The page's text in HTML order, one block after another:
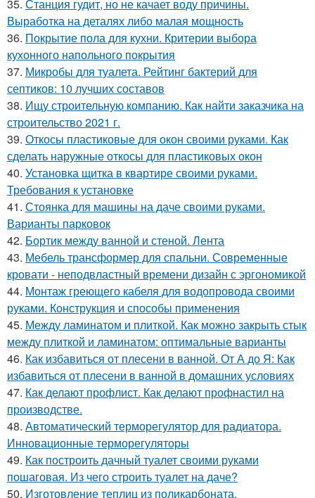
35. Станция гудит, но не качает воду причины.
Выработка на деталях либо малая мощность
36. Покрытие пола для кухни. Критерии выбора
кухонного напольного покрытия
37. Микробы для туалета. Рейтинг бактерий для
септиков: 10 лучших составов
38. Ищу строительную компанию. Как найти заказчика на
строительство 2021 г.
39. Откосы пластиковые для окон своими руками. Как
сделать наружные откосы для пластиковых окон
40. Установка щитка в квартире своими руками.
Требования к установке
41. Стоянка для машины на даче своими руками.
Варианты парковок
42. Бортик между ванной и стеной. Лента
43. Мебель трансформер для спальни. Современные
кровати - неподвластный времени дизайн с эргономикой
44. Монтаж греющего кабеля для водопровода своими
руками. Конструкция и способы применения
45. Между ламинатом и плиткой. Как можно закрыть стык
между плиткой и ламинатом: оптимальные варианты
46. Как избавиться от плесени в ванной. От А до Я: Как
избавиться от плесени в ванной в домашних условиях
47. Как делают профлист. Как делают профнастил на
производстве.
48. Автоматический терморегулятор для радиатора.
Инновационные терморегуляторы
49. Как построить дачный туалет своими руками
пошаговая. Из чего строить туалет на даче?
50. Изготовление теплиц из поликарбоната.